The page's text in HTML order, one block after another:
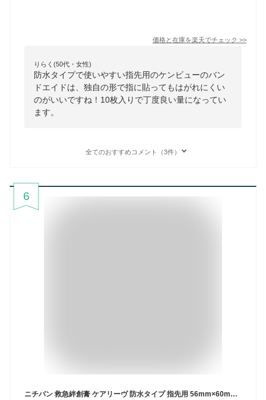
価格と在庫を楽天でチェック >>
りらく(50代・女性)
防水タイプで使いやすい指先用のケンビューのバン
ドエイドは、独自の形で指に貼ってもはがれにくい
のがいいですね！10枚入りで丁度良い量になってい
ます。
全てのおすすめコメント（3件）
6
ニチバン 救急絆創膏 ケアリーヴ 防水タイプ 指先用 56mm×60mm CLB8A